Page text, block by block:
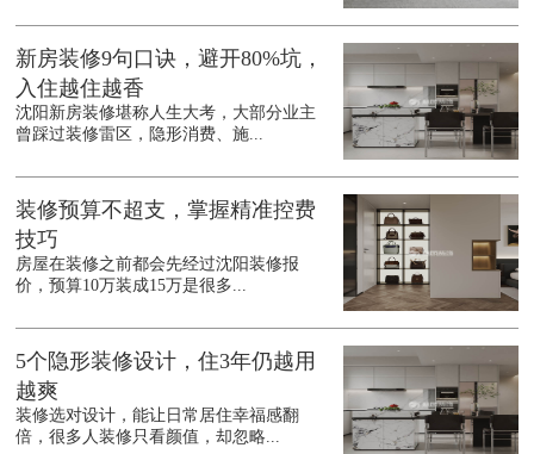
新房装修9句口诀，避开80%坑，
入住越住越香
沈阳新房装修堪称人生大考，大部分业主
曾踩过装修雷区，隐形消费、施...
装修预算不超支，掌握精准控费
技巧
房屋在装修之前都会先经过沈阳装修报
价，预算10万装成15万是很多...
5个隐形装修设计，住3年仍越用
越爽
装修选对设计，能让日常居住幸福感翻
倍，很多人装修只看颜值，却忽略...